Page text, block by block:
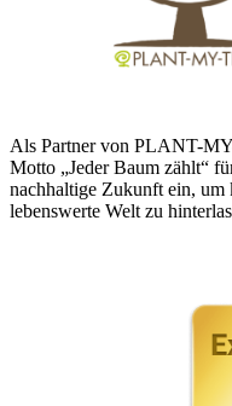
Als Partner von PLANT-
Motto „Jeder Baum zählt“
nachhaltige Zukunft ein, um
lebenswerte Welt zu